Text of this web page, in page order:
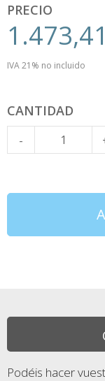
PRECIO
IVA 21% no incluido
CANTIDAD
-
Cantidad
Podéis hacer